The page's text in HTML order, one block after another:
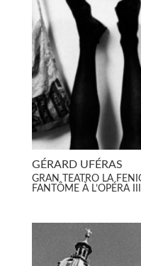
GÉRARD UFÉRAS
GRAN TEATRO LA
FANTÔME À L’OPÉRA III